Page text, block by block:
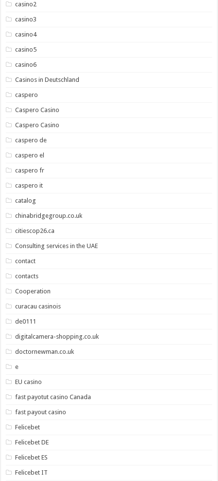
casino2
casino3
casino4
casino5
casino6
Casinos in Deutschland
caspero
Caspero Casino
Caspero Casino
caspero de
caspero el
caspero fr
caspero it
catalog
chinabridgegroup.co.uk
citiescop26.ca
Consulting services in the UAE
contact
contacts
Cooperation
curacau casinois
de0111
digitalcamera-shopping.co.uk
doctornewman.co.uk
e
EU casino
fast payotut casino Canada
fast payout casino
Felicebet
Felicebet DE
Felicebet ES
Felicebet IT